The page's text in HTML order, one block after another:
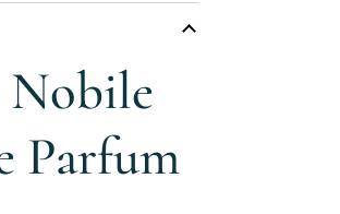
Nobile
Parfum